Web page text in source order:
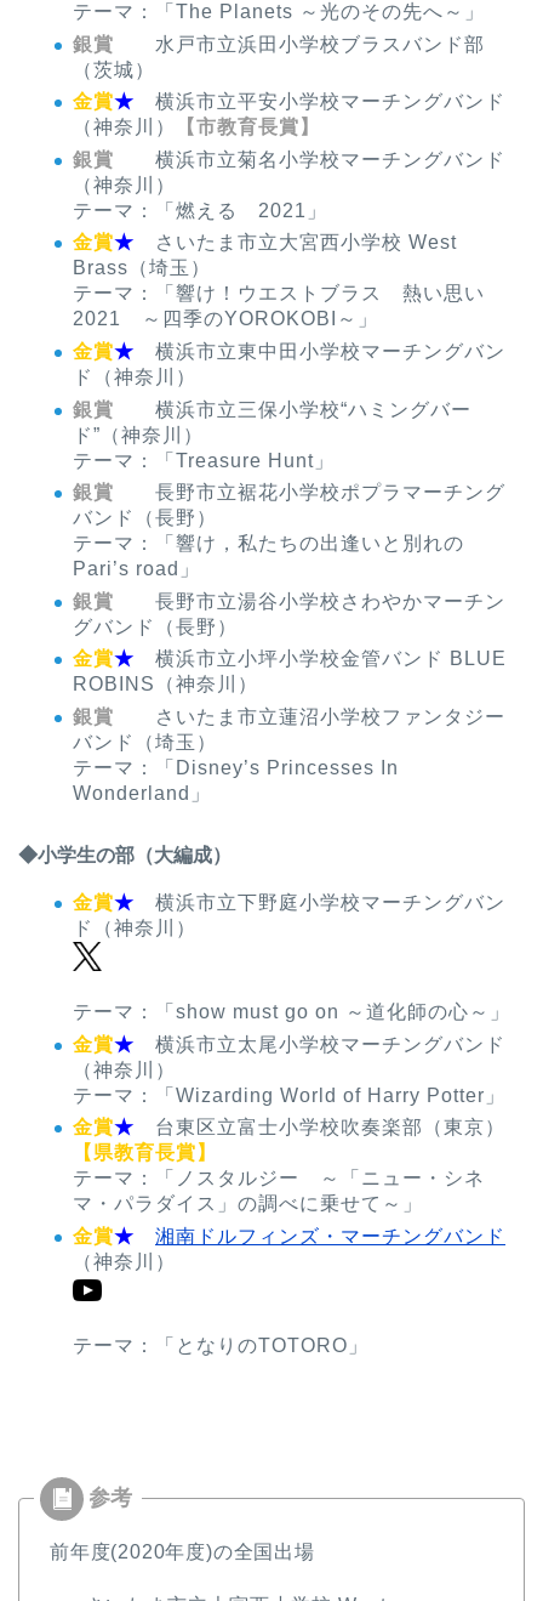
テーマ：「The Planets ～光のその先へ～」
銀賞 水戸市立浜田小学校ブラスバンド部
（茨城）
金賞★ 横浜市立平安小学校マーチングバンド
（神奈川）
【市教育長賞】
銀賞 横浜市立菊名小学校マーチングバンド
（神奈川）
テーマ：「燃える 2021」
金賞★
さいたま市立大宮西小学校 West
Brass（埼玉）
テーマ：「響け！ウエストブラス 熱い思い
2021 ～四季のYOROKOBI～」
金賞★ 横浜市立東中田小学校マーチングバン
ド（神奈川）
銀賞 横浜市立三保小学校“ハミングバー
ド”（神奈川）
テーマ：「Treasure Hunt」
銀賞 長野市立裾花小学校ポプラマーチング
バンド（長野）
テーマ：「響け，私たちの出逢いと別れの
Pari’s road」
銀賞 長野市立湯谷小学校さわやかマーチン
グバンド（長野）
金賞★ 横浜市立小坪小学校金管バンド BLUE
ROBINS（神奈川）
銀賞
さいたま市立蓮沼小学校ファンタジー
バンド（埼玉）
テーマ：「Disney’s Princesses In
Wonderland」
◆小学生の部（大編成）
金賞★ 横浜市立下野庭小学校マーチングバン
ド（神奈川）
テーマ：「show must go on ～道化師の心～」
金賞★ 横浜市立太尾小学校マーチングバンド
（神奈川）
テーマ：「Wizarding World of Harry Potter」
金賞★ 台東区立富士小学校吹奏楽部（東京）
【県教育長賞】
テーマ：「ノスタルジー ～「ニュー・シネ
マ・パラダイス」の調べに乗せて～」
金賞★ 湘南ドルフィンズ・マーチングバンド
（神奈川）
テーマ：「となりのTOTORO」
前年度(2020年度)の全国出場